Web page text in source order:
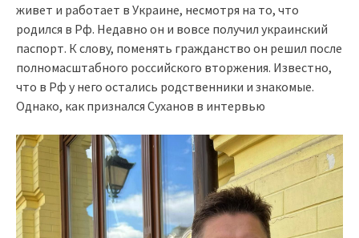
живет и работает в Украине, несмотря на то, что
родился в Рф. Недавно он и вовсе получил украинский
паспорт. К слову, поменять гражданство он решил после
полномасштабного российского вторжения. Известно,
что в Рф у него остались родственники и знакомые.
Однако, как признался Суханов в интервью